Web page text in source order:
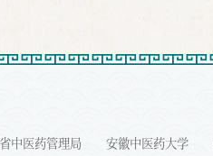
中医药管理局 安徽中医药大学